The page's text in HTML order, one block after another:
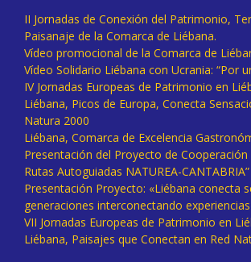
II Jornadas de Conexión del Patrimonio,
Paisanaje de la Comarca de Liébana.
Vídeo promocional de la Comarca de
Vídeo Solidario Liébana con Ucrania: “Por
IV Jornadas Europeas de Patrimonio en
Liébana, Picos de Europa, Conecta
Natura 2000
Liébana, Comarca de Excelencia
Presentación del Proyecto de Cooperación
Rutas Autoguiadas NATUREA-CANTABRIA”
Presentación Proyecto: «Liébana conecta
generaciones interconectando
VII Jornadas Europeas de Patrimonio en
Liébana, Paisajes que Conectan en Red